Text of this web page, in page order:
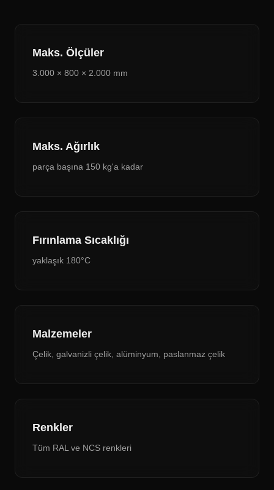
Maks. Ölçüler
3.000 × 800 × 2.000 mm
Maks. Ağırlık
parça başına 150 kg'a kadar
Fırınlama Sıcaklığı
yaklaşık 180°C
Malzemeler
Çelik, galvanizli çelik, alüminyum, paslanmaz çelik
Renkler
Tüm RAL ve NCS renkleri